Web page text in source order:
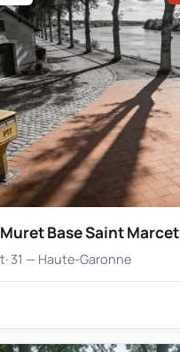
Base Saint Marcet
· 31 — Haute-Garonne